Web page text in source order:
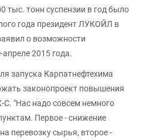
тыс. тонн суспензии в год было
года президент ЛУКОЙЛ в
о возможности
2015 года.
запуска Карпатнефтехима
законопроект повышения
"Нас надо совсем немного
Первое - снижение
перевозку сырья, второе -